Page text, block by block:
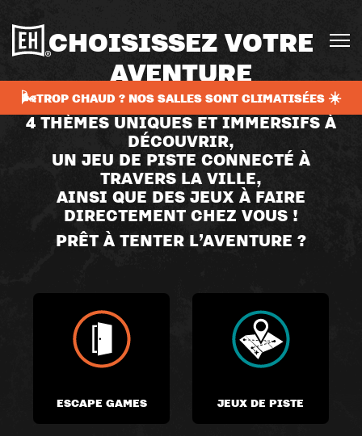
🌬️TROP CHAUD ? NOS SALLES SONT CLIMATISÉES ☀️
CHOISISSEZ VOTRE
AVENTURE
4 THÈMES UNIQUES ET IMMERSIFS À
DÉCOUVRIR,
UN JEU DE PISTE CONNECTÉ À
TRAVERS LA VILLE,
AINSI QUE DES JEUX À FAIRE
DIRECTEMENT CHEZ VOUS !
PRÊT À TENTER L’AVENTURE ?
ESCAPE GAMES JEUX DE PISTE